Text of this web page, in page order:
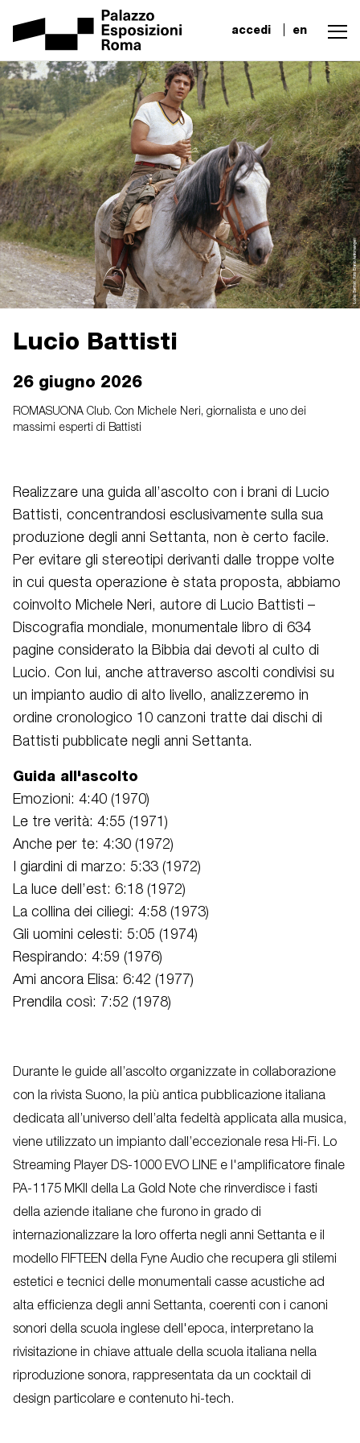
accedi en
Lucio Battisti
26 giugno 2026
ROMASUONA Club. Con Michele Neri, giornalista e uno dei
massimi esperti di Battisti
Realizzare una guida all’ascolto con i brani di Lucio
Battisti, concentrandosi esclusivamente sulla sua
produzione degli anni Settanta, non è certo facile.
Per evitare gli stereotipi derivanti dalle troppe volte
in cui questa operazione è stata proposta, abbiamo
coinvolto Michele Neri, autore di Lucio Battisti –
Discografia mondiale, monumentale libro di 634
pagine considerato la Bibbia dai devoti al culto di
Lucio. Con lui, anche attraverso ascolti condivisi su
un impianto audio di alto livello, analizzeremo in
ordine cronologico 10 canzoni tratte dai dischi di
Battisti pubblicate negli anni Settanta.
Guida all'ascolto
Emozioni: 4:40 (1970)
Le tre verità: 4:55 (1971)
Anche per te: 4:30 (1972)
I giardini di marzo: 5:33 (1972)
La luce dell’est: 6:18 (1972)
La collina dei ciliegi: 4:58 (1973)
Gli uomini celesti: 5:05 (1974)
Respirando: 4:59 (1976)
Ami ancora Elisa: 6:42 (1977)
Prendila così: 7:52 (1978)
Durante le guide all’ascolto organizzate in collaborazione
con la rivista Suono, la più antica pubblicazione italiana
dedicata all’universo dell’alta fedeltà applicata alla musica,
viene utilizzato un impianto dall’eccezionale resa Hi-Fi. Lo
Streaming Player DS-1000 EVO LINE e l'amplificatore finale
PA-1175 MKII della La Gold Note che rinverdisce i fasti
della aziende italiane che furono in grado di
internazionalizzare la loro offerta negli anni Settanta e il
modello FIFTEEN della Fyne Audio che recupera gli stilemi
estetici e tecnici delle monumentali casse acustiche ad
alta efficienza degli anni Settanta, coerenti con i canoni
sonori della scuola inglese dell'epoca, interpretano la
rivisitazione in chiave attuale della scuola italiana nella
riproduzione sonora, rappresentata da un cocktail di
design particolare e contenuto hi-tech.